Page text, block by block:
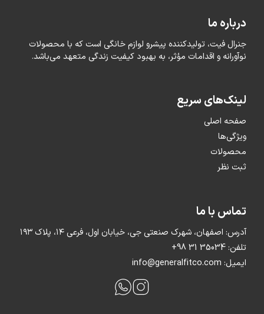
درباره ما
جنرال فیت، تولیدکننده پیشرو لوازم خانگی است که با محصولات
نوآورانه و اقدامات مؤثر، به بهبود کیفیت زندگی متعهد می‌باشد.
لینک‌های سریع
صفحه اصلی
ویژگی‌ها
محصولات
ثبت نظر
تماس با ما
آدرس: اصفهان، شهرک صنعتی جی، خیابان اول، فرعی ۱۴، پلاک ۱۹۳
تلفن: 35034 31 98+
ایمیل: info@generalfitco.com